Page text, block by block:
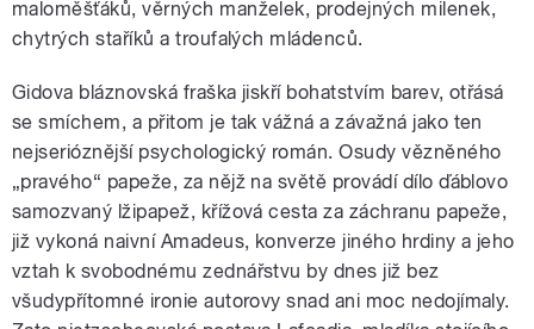
maloměšťáků, věrných manželek, prodejných milenek,
chytrých staříků a troufalých mládenců.
Gidova bláznovská fraška jiskří bohatstvím barev, otřásá
se smíchem, a přitom je tak vážná a závažná jako ten
nejserióznější psychologický román. Osudy vězněného
„pravého“ papeže, za nějž na světě provádí dílo ďáblovo
samozvaný lžipapež, křížová cesta za záchranu papeže,
již vykoná naivní Amadeus, konverze jiného hrdiny a jeho
vztah k svobodnému zednářstvu by dnes již bez
všudypřítomné ironie autorovy snad ani moc nedojímaly.